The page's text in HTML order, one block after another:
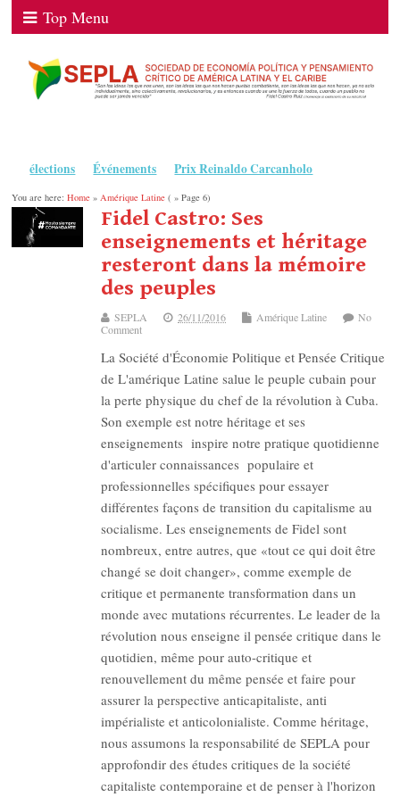
Top Menu
élections Événements Prix Reinaldo Carcanholo
You are here:Home »Amérique Latine ( » Page 6)
Fidel Castro: Ses
enseignements et héritage
resteront dans la mémoire
des peuples
SEPLA 26/11/2016 Amérique Latine
No
Comment
La Société d'Économie Politique et Pensée Critique
de L'amérique Latine salue le peuple cubain pour
la perte physique du chef de la révolution à Cuba.
Son exemple est notre héritage et ses
enseignements inspire notre pratique quotidienne
d'articuler connaissances populaire et
professionnelles spécifiques pour essayer
différentes façons de transition du capitalisme au
socialisme. Les enseignements de Fidel sont
nombreux, entre autres, que «tout ce qui doit être
changé se doit changer», comme exemple de
critique et permanente transformation dans un
monde avec mutations récurrentes. Le leader de la
révolution nous enseigne il pensée critique dans le
quotidien, même pour auto-critique et
renouvellement du même pensée et faire pour
assurer la perspective anticapitaliste, anti
impérialiste et anticolonialiste. Comme héritage,
nous assumons la responsabilité de SEPLA pour
approfondir des études critiques de la société
capitaliste contemporaine et de penser à l'horizon